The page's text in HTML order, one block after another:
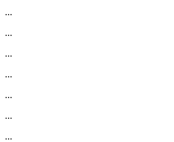
...
...
...
...
...
...
...